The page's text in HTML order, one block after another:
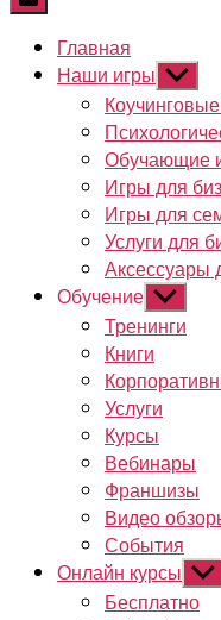
Главная
Наши игры
Обучающие
Игры для
Игры для
Услуги для
Аксессуары
Обучение
подменю
Тренинги
Книги
Услуги
Курсы
Вебинары
Франшизы
Видео
События
Онлайн курсы
Бесплатно